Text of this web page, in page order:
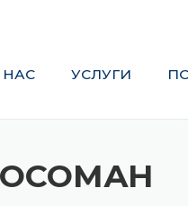
УСЛУГИ ПОРТФОЛИО